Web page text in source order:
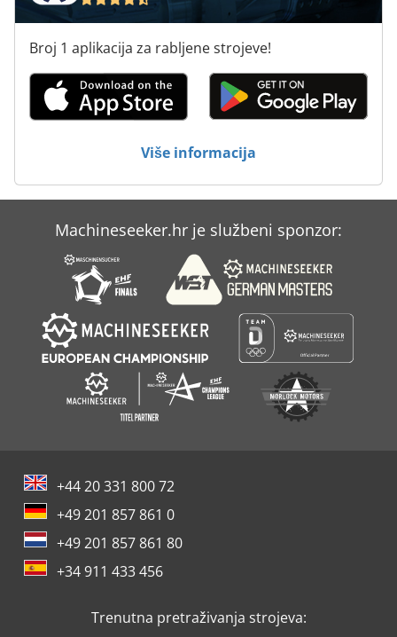
Broj 1 aplikacija za rabljene strojeve!
Više informacija
Machineseeker.hr je službeni sponzor:
+44 20 331 800 72
+49 201 857 861 0
+49 201 857 861 80
+34 911 433 456
Trenutna pretraživanja strojeva: